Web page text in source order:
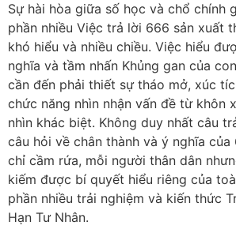
Sự hài hòa giữa số học và chổ chính
phần nhiều Việc trả lời 666 sản xuất
khó hiểu và nhiều chiều. Việc hiểu
nghĩa và tầm nhấn Khủng gan của
cần đến phải thiết sự tháo mở, xúc
chức năng nhìn nhận vấn đề từ khôn
nhìn khác biệt. Không duy nhất câu
câu hỏi về chân thành và ý nghĩa của
chỉ cầm rứa, mỗi người thân dân
kiếm được bí quyết hiểu riêng của
phần nhiều trải nghiệm và kiến thức
Hạn Tư Nhân.